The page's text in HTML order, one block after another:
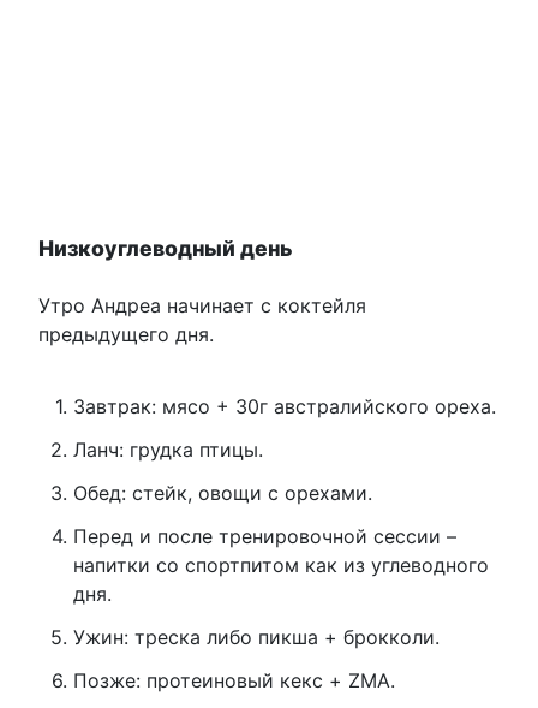
Низкоуглеводный день
Утро Андреа начинает с коктейля
предыдущего дня.
Завтрак: мясо + 30г австралийского ореха.
Ланч: грудка птицы.
Обед: стейк, овощи с орехами.
Перед и после тренировочной сессии –
напитки со спортпитом как из углеводного
дня.
Ужин: треска либо пикша + брокколи.
Позже: протеиновый кекс + ZMA.